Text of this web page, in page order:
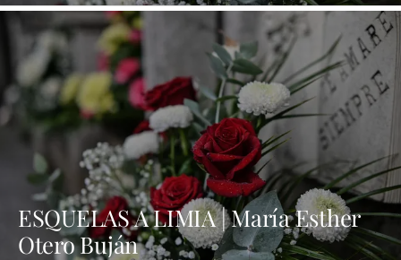
ESQUELAS A LIMIA | María Esther
Otero Buján